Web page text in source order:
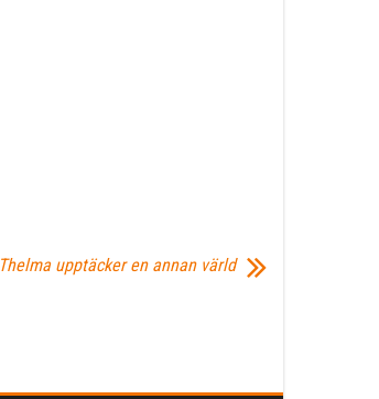
Thelma upptäcker en annan värld